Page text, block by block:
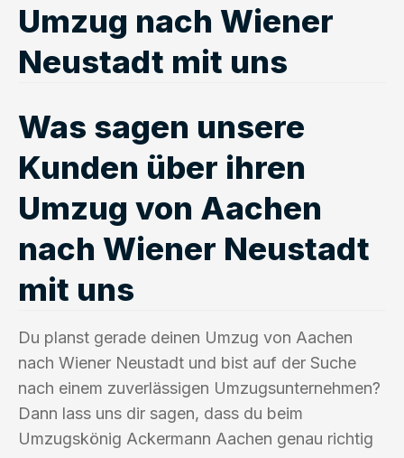
Umzug nach Wiener
Neustadt mit uns
Was sagen unsere
Kunden über ihren
Umzug von Aachen
nach Wiener Neustadt
mit uns
Du planst gerade deinen Umzug von Aachen
nach Wiener Neustadt und bist auf der Suche
nach einem zuverlässigen Umzugsunternehmen?
Dann lass uns dir sagen, dass du beim
Umzugskönig Ackermann Aachen genau richtig